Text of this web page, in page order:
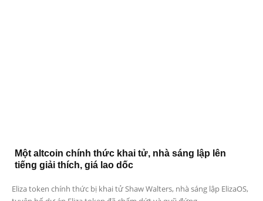
Một altcoin chính thức khai tử, nhà sáng lập lên
tiếng giải thích, giá lao dốc
Eliza token chính thức bị khai tử Shaw Walters, nhà sáng lập ElizaOS,